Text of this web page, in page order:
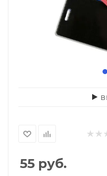
55 руб.